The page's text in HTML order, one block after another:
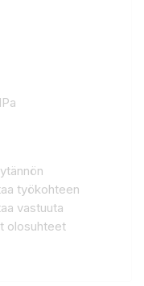
työkohteen
vastuuta
olosuhteet